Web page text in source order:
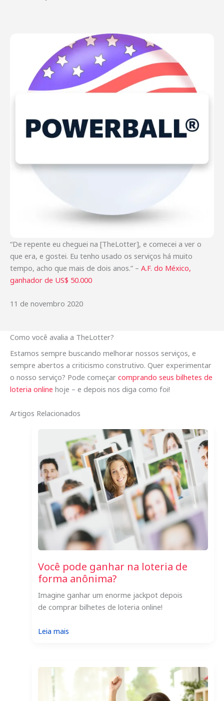
“De repente eu cheguei na [TheLotter], e comecei a ver o
que era, e gostei. Eu tenho usado os serviços há muito
tempo, acho que mais de dois anos.” – A.F. do México,
ganhador de US$ 50.000
11 de novembro 2020
Como você avalia a TheLotter?
Estamos sempre buscando melhorar nossos serviços, e
sempre abertos a criticismo construtivo. Quer experimentar
o nosso serviço? Pode começar comprando seus bilhetes de
loteria online hoje – e depois nos diga como foi!
Artigos Relacionados
Você pode ganhar na loteria de
forma anônima?
Imagine ganhar um enorme jackpot depois
de comprar bilhetes de loteria online!
Leia mais:
ganhar